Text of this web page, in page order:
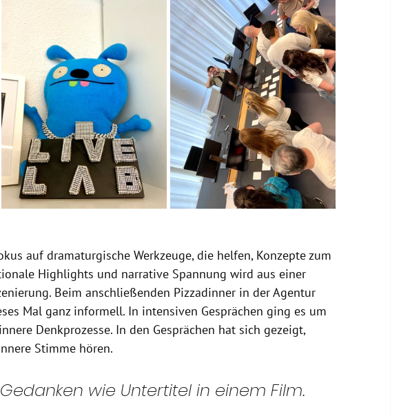
auf dramaturgische Werkzeuge, die helfen, Konzepte zum
Highlights und narrative Spannung wird aus einer
Beim anschließenden Pizzadinner in der Agentur
Mal ganz informell. In intensiven Gesprächen ging es um
Denkprozesse. In den Gesprächen hat sich gezeigt,
Stimme hören.
wie Untertitel in einem Film.